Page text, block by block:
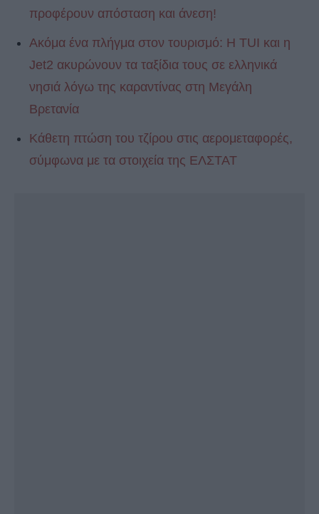
προφέρουν απόσταση και άνεση!
Ακόμα ένα πλήγμα στον τουρισμό: Η ΤUI και η
Jet2 ακυρώνουν τα ταξίδια τους σε ελληνικά
νησιά λόγω της καραντίνας στη Μεγάλη
Βρετανία
Κάθετη πτώση του τζίρου στις αερομεταφορές,
σύμφωνα με τα στοιχεία της ΕΛΣΤΑΤ